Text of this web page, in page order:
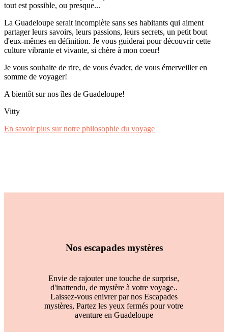
tout est possible, ou presque...
La Guadeloupe serait incomplète sans ses habitants qui aiment
partager leurs savoirs, leurs passions, leurs secrets, un petit bout
d'eux-mêmes en définition. Je vous guiderai pour découvrir cette
culture vibrante et vivante, si chère à mon coeur!
Je vous souhaite de rire, de vous évader, de vous émerveiller en
somme de voyager!
A bientôt sur nos îles de Guadeloupe!
Vitty
En savoir plus sur notre philosophie du voyage
Nos escapades mystères
Envie de rajouter une touche de surprise,
d'inattendu, de mystère à votre voyage..
Laissez-vous enivrer par nos Escapades
mystères, Partez les yeux fermés pour votre
aventure en Guadeloupe